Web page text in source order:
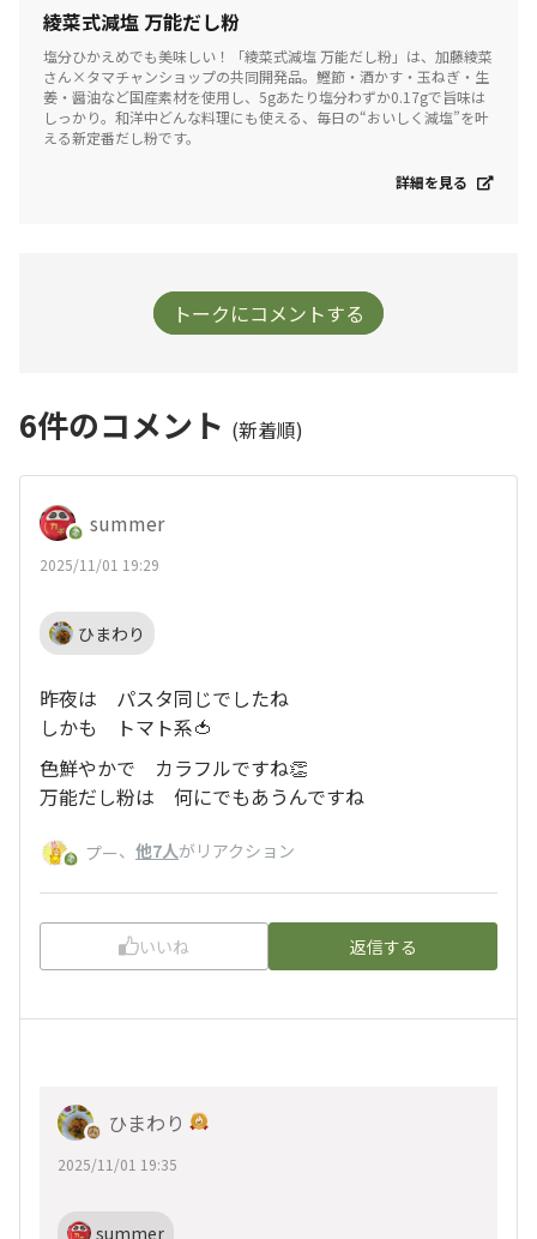
綾菜式減塩 万能だし粉
塩分ひかえめでも美味しい！「綾菜式減塩 万能だし粉」は、加藤綾菜
さん×タマチャンショップの共同開発品。鰹節・酒かす・玉ねぎ・生
姜・醤油など国産素材を使用し、5gあたり塩分わずか0.17gで旨味は
しっかり。和洋中どんな料理にも使える、毎日の“おいしく減塩”を叶
える新定番だし粉です。
詳細を見る
トークにコメントする
6件のコメント (新着順)
summer
2025/11/01 19:29
ひまわり
昨夜は パスタ同じでしたね
しかも トマト系🍅
色鮮やかで カラフルですね👏
万能だし粉は 何にでもあうんですね
プー、 他7人がリアクション
いいね 返信する
ひまわり
2025/11/01 19:35
summer